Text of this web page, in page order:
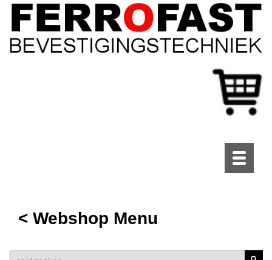
Toggle
< Webshop Menu